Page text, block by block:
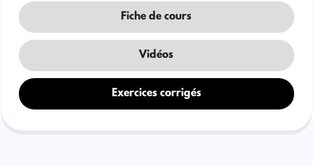
Fiche de cours
Vidéos
Exercices corrigés